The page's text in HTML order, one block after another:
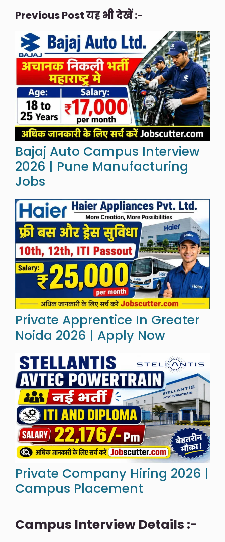
Previous Post यह भी देखें :-
Bajaj Auto Campus Interview
2026 | Pune Manufacturing
Jobs
Private Apprentice In Greater
Noida 2026 | Apply Now
Private Company Hiring 2026 |
Campus Placement
Campus Interview Details :-